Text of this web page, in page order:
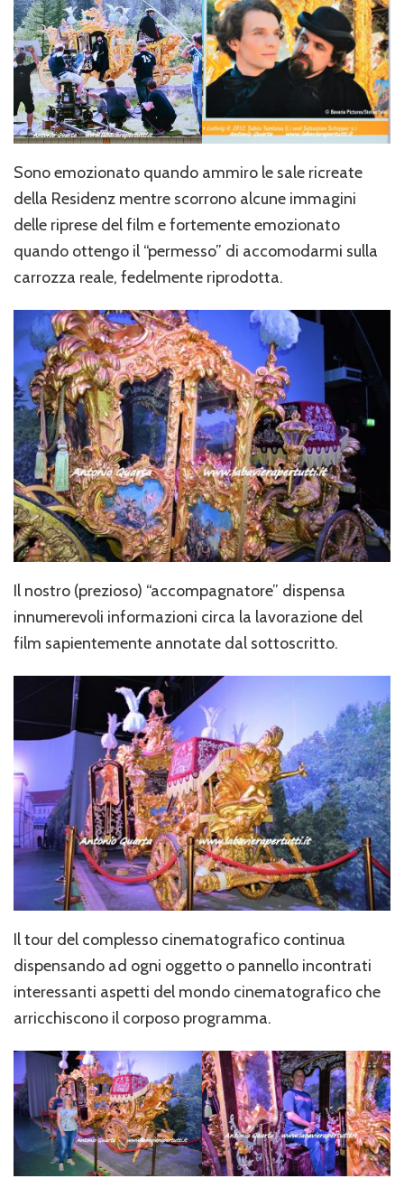
Sono emozionato quando ammiro le sale ricreate
della Residenz mentre scorrono alcune immagini
delle riprese del film e fortemente emozionato
quando ottengo il “permesso” di accomodarmi sulla
carrozza reale, fedelmente riprodotta.
Il nostro (prezioso) “accompagnatore” dispensa
innumerevoli informazioni circa la lavorazione del
film sapientemente annotate dal sottoscritto.
Il tour del complesso cinematografico continua
dispensando ad ogni oggetto o pannello incontrati
interessanti aspetti del mondo cinematografico che
arricchiscono il corposo programma.